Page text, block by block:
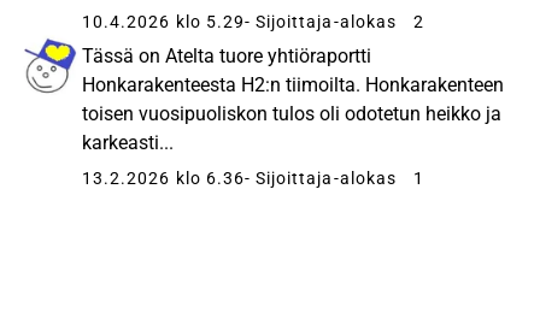
10.4.2026 klo 5.29- Sijoittaja-alokas 2
Tässä on Atelta tuore yhtiöraportti
Honkarakenteesta H2:n tiimoilta. Honkarakenteen
toisen vuosipuoliskon tulos oli odotetun heikko ja
karkeasti...
13.2.2026 klo 6.36- Sijoittaja-alokas 1